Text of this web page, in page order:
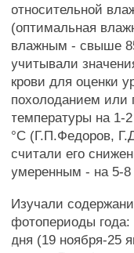
относительной
(оптимальная
влажным - свыше
учитывали
крови для оценки
похолоданием или
температуры на 1-
°С (Г.П.Федоров,
считали его
умеренным - на 5-
Изучали
фотопериоды
дня (19 ноября-25